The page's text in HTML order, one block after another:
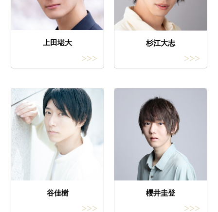
上田堪大
>>>
杉江大志
>>>
谷佳樹
>>>
櫻井圭登
>>>